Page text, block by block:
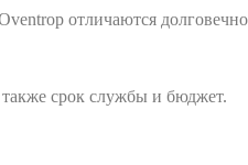
отличаются
срок службы и бюджет.